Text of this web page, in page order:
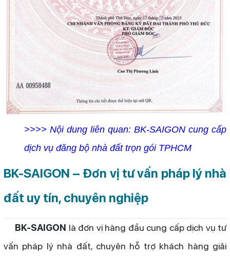
>>>> Nội dung liên quan:BK-SAIGON cung cấp
dịch vụ đăng bộ nhà đất trọn gói TPHCM
BK-SAIGON – Đơn vị tư vấn pháp lý nhà
đất uy tín, chuyên nghiệp
BK-SAIGON là đơn vị hàng đầu cung cấp dịch vụ tư
vấn pháp lý nhà đất, chuyên hỗ trợ khách hàng giải